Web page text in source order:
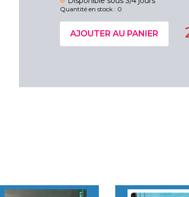
Quantité en stock : 0
AJOUTER AU PANIER